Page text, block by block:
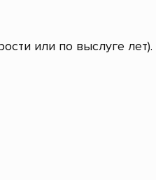
или по выслуге лет).